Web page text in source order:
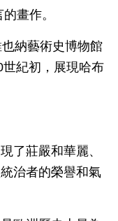
畫作。
納藝術史博物館
紀初，展現哈布
了莊嚴和華麗、
治者的榮譽和氣